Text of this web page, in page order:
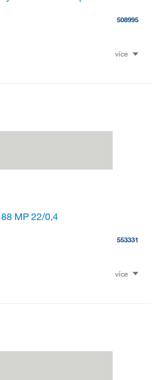
508995
více
MP 22/0,4
553331
více